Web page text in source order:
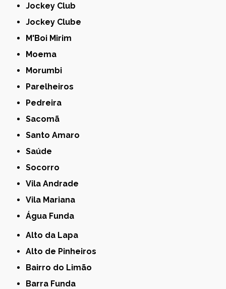
Jockey Club
Jockey Clube
M'Boi Mirim
Moema
Morumbi
Parelheiros
Pedreira
Sacomã
Santo Amaro
Saúde
Socorro
Vila Andrade
Vila Mariana
Água Funda
Alto da Lapa
Alto de Pinheiros
Bairro do Limão
Barra Funda